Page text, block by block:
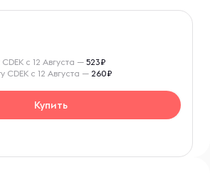
с 12 Августа — 523₽
с 12 Августа — 260₽
Купить